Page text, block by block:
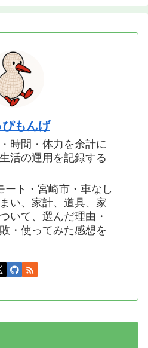
ぴもんげ
時間・体力を余計に
活の運用を記録する
ート・宮崎市・車なし
い、家計、道具、家
いて、選んだ理由・
・使ってみた感想を